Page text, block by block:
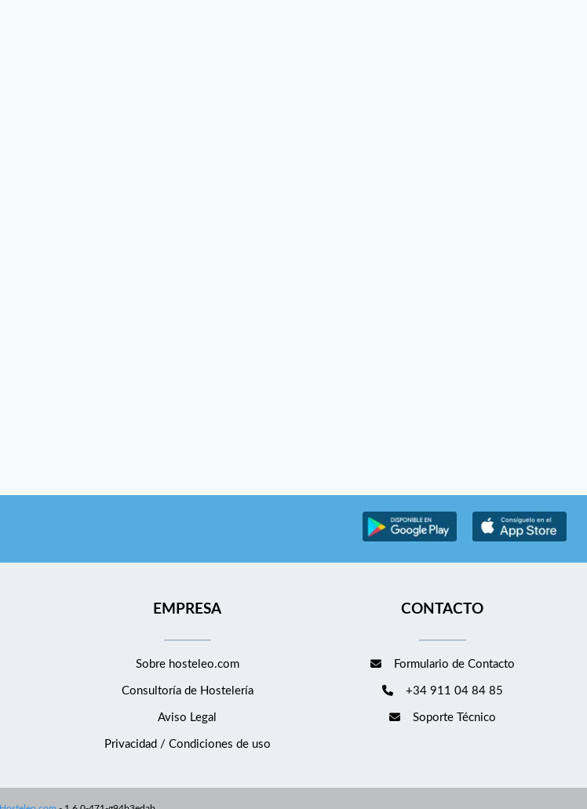
EMPRESA
Sobre hosteleo.com
Consultoría de Hostelería
Aviso Legal
Privacidad / Condiciones de uso
CONTACTO
Formulario de Contacto
+34 911 04 84 85
Soporte Técnico